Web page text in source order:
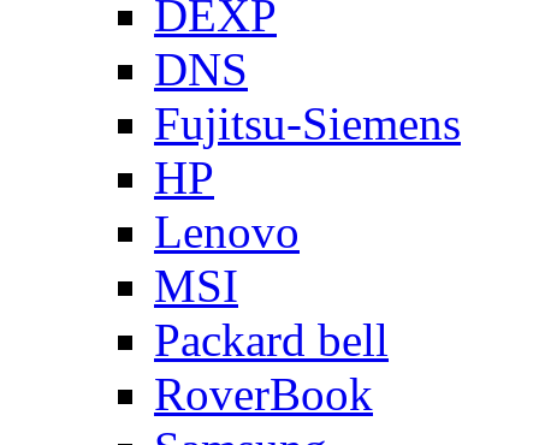
DEXP
DNS
Fujitsu-Siemens
HP
Lenovo
MSI
Packard bell
RoverBook